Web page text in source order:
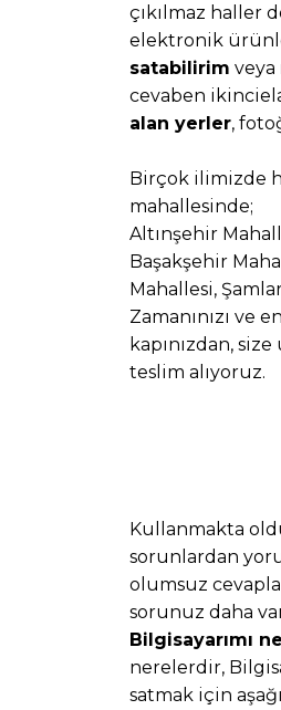
çıkılmaz haller
elektronik
satabilirim veya
cevaben
alan yerler,
Birçok ilimizde
mahallesinde;
Altınşehir
Başakşehir
Mahallesi,
Zamanınızı ve
kapınızdan,
teslim alıyoruz.
Kullanmakta
sorunlardan
olumsuz
sorunuz daha
Bilgisayarımı
nerelerdir,
satmak için